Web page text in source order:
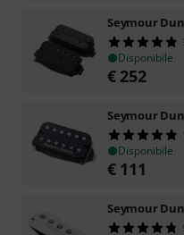
Seymour
Disponibile
€ 252
Seymour
Disponibile
€ 111
Seymour